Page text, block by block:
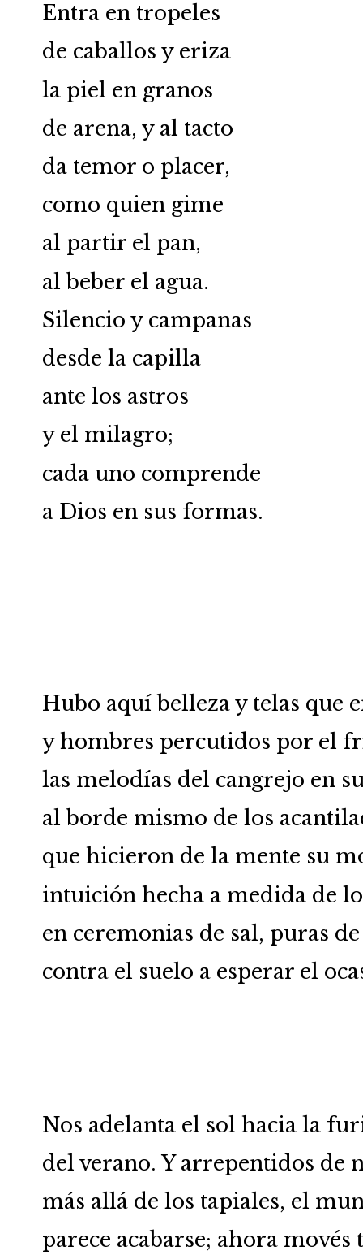
Entra en tropeles
de caballos y eriza
la piel en granos
de arena, y al tacto
da temor o placer,
como quien gime
al partir el pan,
al beber el agua.
Silencio y campanas
desde la capilla
ante los astros
y el milagro;
cada uno comprende
a Dios en sus formas.
Hubo aquí belleza y telas que
y hombres percutidos por el
las melodías del cangrejo en
al borde mismo de los
que hicieron de la mente su
intuición hecha a medida de
en ceremonias de sal, puras
contra el suelo a esperar el
Nos adelanta el sol hacia la
del verano. Y arrepentidos de
más allá de los tapiales, el
parece acabarse; ahora movés